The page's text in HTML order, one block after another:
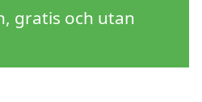
gratis och utan